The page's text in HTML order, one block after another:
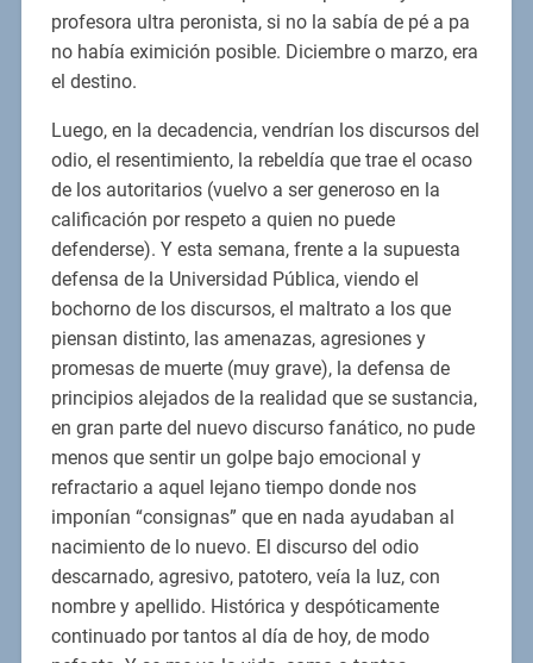
profesora ultra peronista, si no la sabía de pé a pa
no había eximición posible. Diciembre o marzo, era
el destino.
Luego, en la decadencia, vendrían los discursos del
odio, el resentimiento, la rebeldía que trae el ocaso
de los autoritarios (vuelvo a ser generoso en la
calificación por respeto a quien no puede
defenderse). Y esta semana, frente a la supuesta
defensa de la Universidad Pública, viendo el
bochorno de los discursos, el maltrato a los que
piensan distinto, las amenazas, agresiones y
promesas de muerte (muy grave), la defensa de
principios alejados de la realidad que se sustancia,
en gran parte del nuevo discurso fanático, no pude
menos que sentir un golpe bajo emocional y
refractario a aquel lejano tiempo donde nos
imponían “consignas” que en nada ayudaban al
nacimiento de lo nuevo. El discurso del odio
descarnado, agresivo, patotero, veía la luz, con
nombre y apellido. Histórica y despóticamente
continuado por tantos al día de hoy, de modo